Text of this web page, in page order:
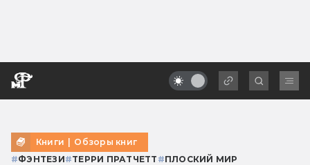
Книги | Обзоры книг
#ФЭНТЕЗИ#ТЕРРИ ПРАТЧЕТТ #ПЛОСКИЙ МИР